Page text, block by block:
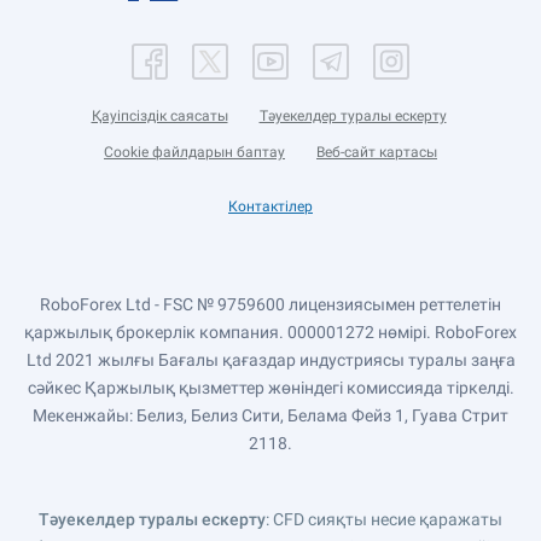
Қауіпсіздік саясаты Тәуекелдер туралы ескерту
Cookie файлдарын баптау Веб-сайт картасы
Контактілер
RoboForex Ltd - FSC № 9759600 лицензиясымен реттелетін
қаржылық брокерлік компания. 000001272 нөмірі. RoboForex
Ltd 2021 жылғы Бағалы қағаздар индустриясы туралы заңға
сәйкес Қаржылық қызметтер жөніндегі комиссияда тіркелді.
Мекенжайы: Белиз, Белиз Сити, Белама Фейз 1, Гуава Стрит
2118.
Тәуекелдер туралы ескерту: CFD сияқты несие қаражаты